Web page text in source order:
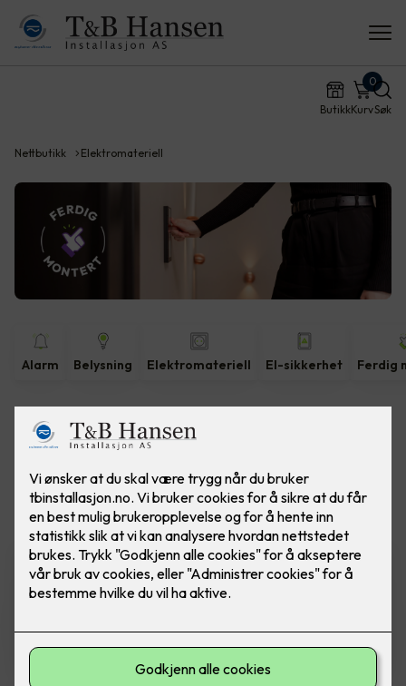
ButikkKurv
0
Søk
Nettbutikk Elektromateriell
Alarm Belysning Elektromateriell El-sikkerhet Ferdig
Vis flerefiltre
ELKO Dimmer - RS16/315 LED
Ferdig montert utskift dimmer
2,290,-